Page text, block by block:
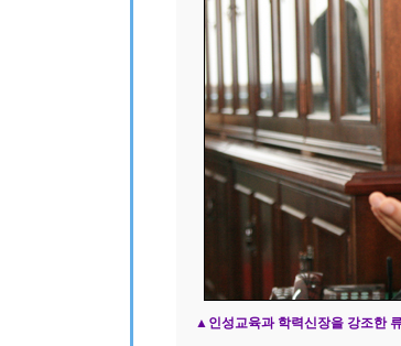
▲인성교육과 학력신장을 강조한